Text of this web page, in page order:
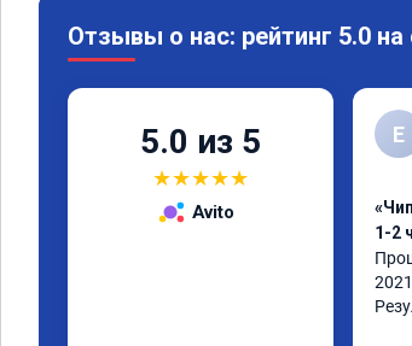
Отзывы о нас: рейтинг 5.0
5.0 из 5
★★★★★
Avito
Е
1-2